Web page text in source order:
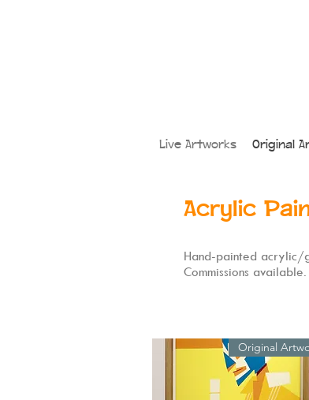
Live Artworks Original
Acrylic
Hand-painted acrylic/
Commissions available.
Original